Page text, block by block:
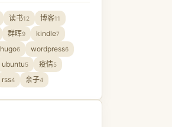
读书12 博客11
群晖9 kindle7
hugo6 wordpress6
ubuntu5 疫情5
rss4 亲子4